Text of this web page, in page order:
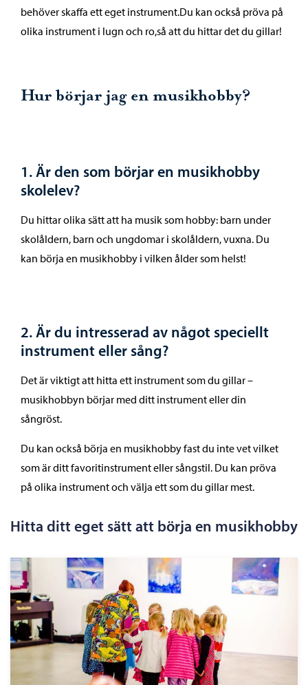
behöver skaffa ett eget instrument.Du kan också pröva på
olika instrument i lugn och ro,så att du hittar det du gillar!
Hur börjar jag en musikhobby?
1. Är den som börjar en musikhobby
skolelev?
Du hittar olika sätt att ha musik som hobby: barn under
skolåldern, barn och ungdomar i skolåldern, vuxna. Du
kan börja en musikhobby i vilken ålder som helst!
2. Är du intresserad av något speciellt
instrument eller sång?
Det är viktigt att hitta ett instrument som du gillar –
musikhobbyn börjar med ditt instrument eller din
sångröst.
Du kan också börja en musikhobby fast du inte vet vilket
som är ditt favoritinstrument eller sångstil. Du kan pröva
på olika instrument och välja ett som du gillar mest.
Hitta ditt eget sätt att börja en musikhobby